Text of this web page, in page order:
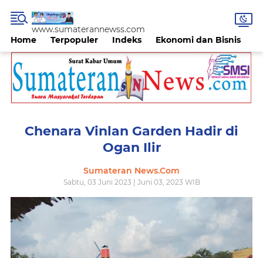
Home Terpopuler Indeks Ekonomi dan Bisnis
www.sumaterannewss.com
Chenara Vinlan Garden Hadir di
Ogan Ilir
Sumateran News.Com
Sabtu, 03 Juni 2023 | Juni 03, 2023 WIB